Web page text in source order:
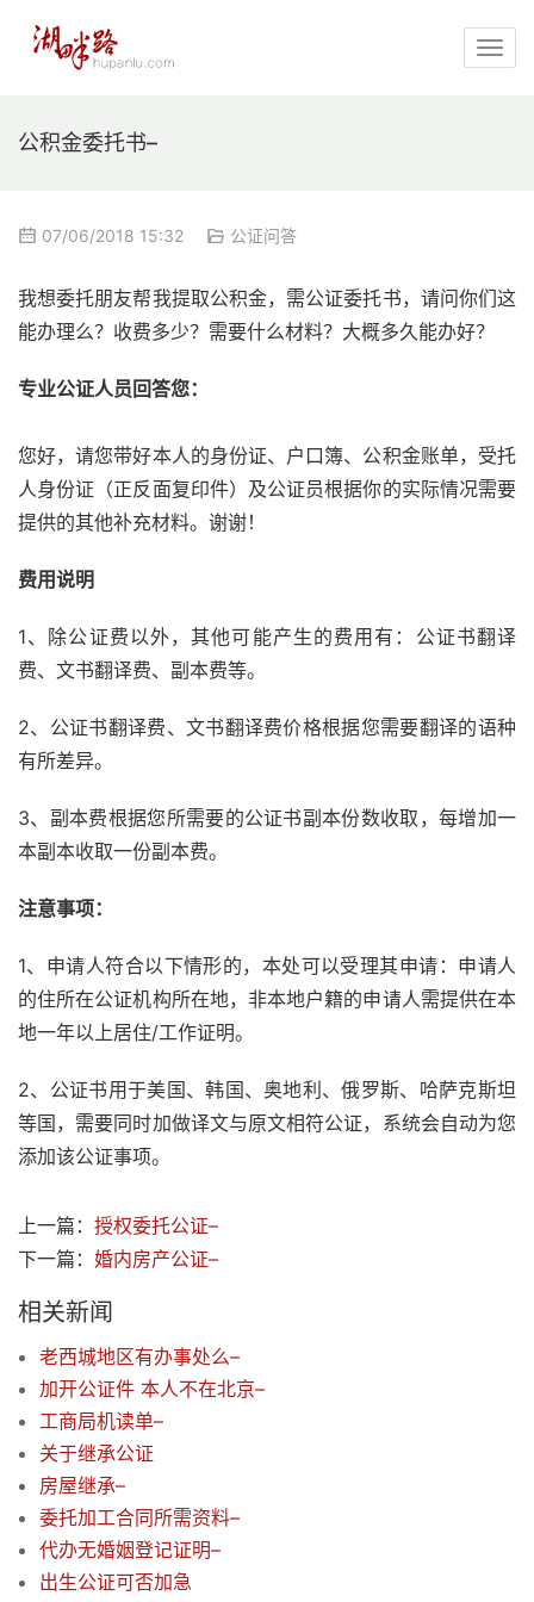
公积金委托书–
07/06/2018 15:32 公证问答
我想委托朋友帮我提取公积金，需公证委托书，请问你们这
能办理么？收费多少？需要什么材料？大概多久能办好？
专业公证人员回答您：
您好，请您带好本人的身份证、户口簿、公积金账单，受托
人身份证（正反面复印件）及公证员根据你的实际情况需要
提供的其他补充材料。谢谢！
费用说明
1、除公证费以外，其他可能产生的费用有：公证书翻译
费、文书翻译费、副本费等。
2、公证书翻译费、文书翻译费价格根据您需要翻译的语种
有所差异。
3、副本费根据您所需要的公证书副本份数收取，每增加一
本副本收取一份副本费。
注意事项：
1、申请人符合以下情形的，本处可以受理其申请：申请人
的住所在公证机构所在地，非本地户籍的申请人需提供在本
地一年以上居住/工作证明。
2、公证书用于美国、韩国、奥地利、俄罗斯、哈萨克斯坦
等国，需要同时加做译文与原文相符公证，系统会自动为您
添加该公证事项。
上一篇： 授权委托公证–
下一篇： 婚内房产公证–
相关新闻
老西城地区有办事处么–
加开公证件 本人不在北京–
工商局机读单–
关于继承公证
房屋继承–
委托加工合同所需资料–
代办无婚姻登记证明–
出生公证可否加急